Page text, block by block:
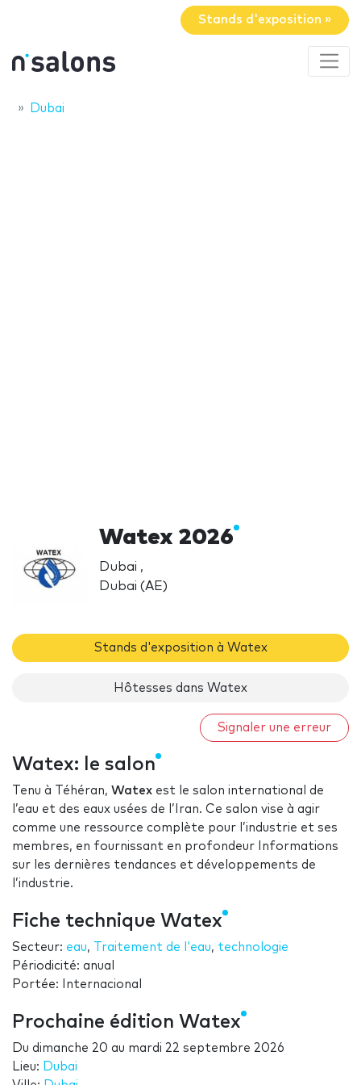
Stands d'exposition »
Dubai
Watex 2026
Dubai ,
Dubai (AE)
Stands d'exposition à Watex
Hôtesses dans Watex
Signaler une erreur
Watex: le salon
Tenu à Téhéran, Watex est le salon international de
l’eau et des eaux usées de l’Iran. Ce salon vise à agir
comme une ressource complète pour l’industrie et ses
membres, en fournissant en profondeur Informations
sur les dernières tendances et développements de
l’industrie.
Fiche technique Watex
Secteur: eau, Traitement de l'eau, technologie
Périodicité: anual
Portée: Internacional
Prochaine édition Watex
Du dimanche 20 au mardi 22 septembre 2026
Lieu: Dubai